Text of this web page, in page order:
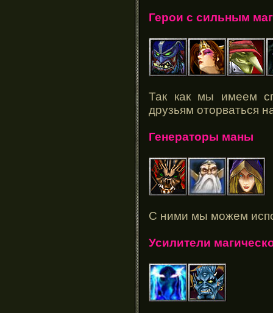
Герои с сильным
Так как мы имеем
друзьям оторваться
Генераторы маны
С ними мы можем
Усилители